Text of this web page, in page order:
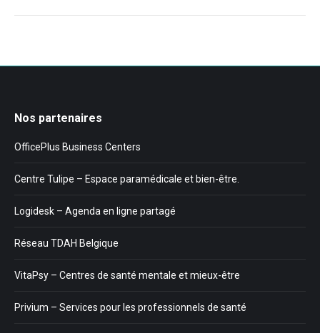
:
Nos partenaires
OfficePlus Business Centers
Centre Tulipe – Espace paramédicale et bien-être.
Logidesk – Agenda en ligne partagé
Réseau TDAH Belgique
VitaPsy – Centres de santé mentale et mieux-être
Privium – Services pour les professionnels de santé